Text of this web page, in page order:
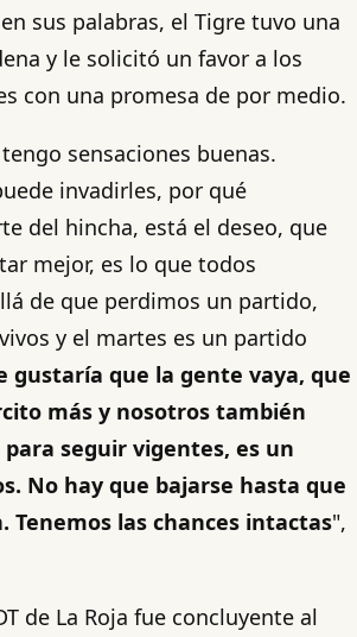
sus palabras, el Tigre tuvo una
y le solicitó un favor a los
con una promesa de por medio.
sensaciones buenas.
invadirles, por qué
del hincha, está el deseo, que
mejor, es lo que todos
de que perdimos un partido,
y el martes es un partido
gustaría que la gente vaya, que
más y nosotros también
seguir vigentes, es un
No hay que bajarse hasta que
Tenemos las chances intactas",
de La Roja fue concluyente al